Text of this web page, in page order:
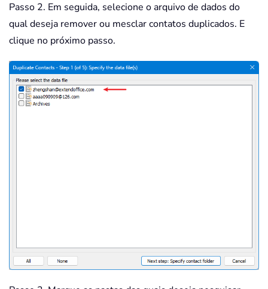
Passo 2. Em seguida, selecione o arquivo de dados do
qual deseja remover ou mesclar contatos duplicados. E
clique no próximo passo.